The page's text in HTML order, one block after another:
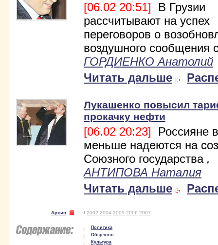
[06.02 20:51] В Грузии
рассчитывают на успех
переговоров о
воздушного сообщения
ГОРДИЕНКО Анатолий
Читать дальше
Лукашенко повысил
прокачку нефти
[06.02 20:23] Россияне
меньше надеются на
Союзного государства ,
АНТИПОВА Наталия
Читать дальше
Архив / 2002 2004 2005 2006 2007
Политика
Общество
Культура